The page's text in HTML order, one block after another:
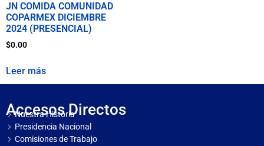
JN COMIDA COMUNIDAD
COPARMEX DICIEMBRE
2024 (PRESENCIAL)
$0.00
Leer más
Accesos Directos
Nuestra Historia
Presidencia Nacional
Comisiones de Trabajo